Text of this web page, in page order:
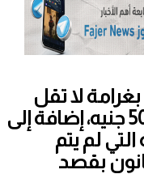
لا تقل
عن 1000 جنيه ولا تتجاوز 5000 جنيه، إضافة إلى
لم يتم
بقصد